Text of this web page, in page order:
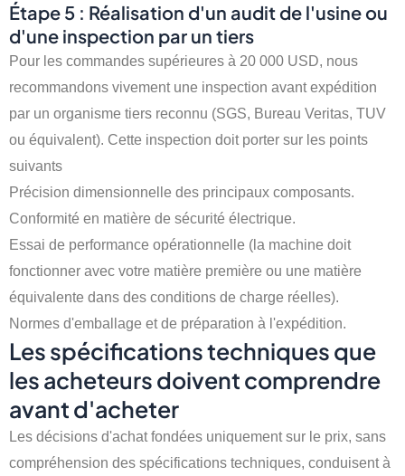
Étape 5 : Réalisation d'un audit de l'usine ou
d'une inspection par un tiers
Pour les commandes supérieures à 20 000 USD, nous
recommandons vivement une inspection avant expédition
par un organisme tiers reconnu (SGS, Bureau Veritas, TUV
ou équivalent). Cette inspection doit porter sur les points
suivants
Précision dimensionnelle des principaux composants.
Conformité en matière de sécurité électrique.
Essai de performance opérationnelle (la machine doit
fonctionner avec votre matière première ou une matière
équivalente dans des conditions de charge réelles).
Normes d'emballage et de préparation à l'expédition.
Les spécifications techniques que
les acheteurs doivent comprendre
avant d'acheter
Les décisions d'achat fondées uniquement sur le prix, sans
compréhension des spécifications techniques, conduisent à